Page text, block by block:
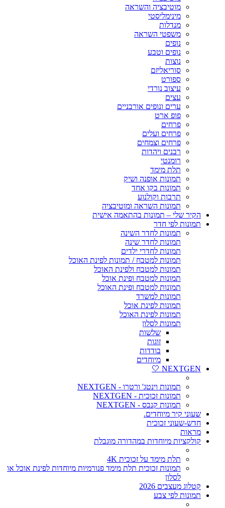
מוטיבציה והשראה
מינימליסטי
מנדלות
משפטי השראה
נופים
נופים וטבע
נוצות
סוריאליזם
ספורט
עיצוב נורדי
עצים
ערים ונופים אורבניים
פופ ארט
פרחים
פרחים ועלים
פרחים וצמחים
רבנים ויהדות
רומנטי
תלת מימד
תמונות אופנה ושיק
תמונות בקו אחד
תרבות וקולנוע
תמונות השראה ומוטיבציה
הקיר שלי – תמונות בהתאמה אישית
תמונות לפי חדר
תמונות לחדר השינה
תמונות לחדר שינה
תמונות לחדרי ילדים
תמונות למטבח / תמונות לפינת האוכל
תמונות למטבח ולפינת האוכל
תמונות למטבח ופינת אוכל
תמונות למטבח ופינת האוכל
תמונות למשרד
תמונות לפינת אוכל
תמונות לפינת האוכל
תמונות לסלון
שלשות
זוגות
בודדות
מיוחדים
NEXTGEN 🤍
תמונות וינטג' ורטרו - NEXTGEN
תמונות זכוכית - NEXTGEN
תמונות קנבס - NEXTGEN
שעוני קיר מיוחדים.
חדש-שעוני זכוכית
מראות
קולקציות מיוחדות במהדורה מוגבלת
תלת מימד על זכוכית 4K
תמונות זכוכית תלת מימד פנורמיות מיוחדות לפינת אוכל או
לסלון
קטלוג מעצבים 2026
תמונות לפי צבע